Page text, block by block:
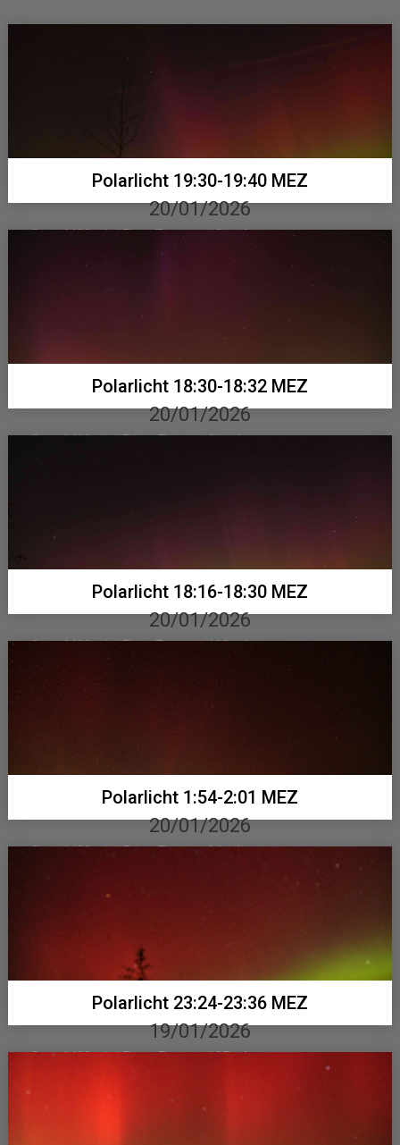
Polarlicht 19:30-19:40 MEZ
20/01/2026
Sony 6400 mit 17mm Tamron, 131 x 4 sec...
Polarlicht 18:30-18:32 MEZ
20/01/2026
Sony 6400 mit 17 mm Tamron, 31 x 4 sec...
Polarlicht 18:16-18:30 MEZ
20/01/2026
Sony 6400 mit 17mm Tamron, 193 x 4 sec...
Polarlicht 1:54-2:01 MEZ
20/01/2026
Sony 6400 mit 17 mm Tamron, 96 x 4 sec...
Polarlicht 23:24-23:36 MEZ
19/01/2026
Sony 6400 mit 17 mm Tamron, 127 x 4 sec...